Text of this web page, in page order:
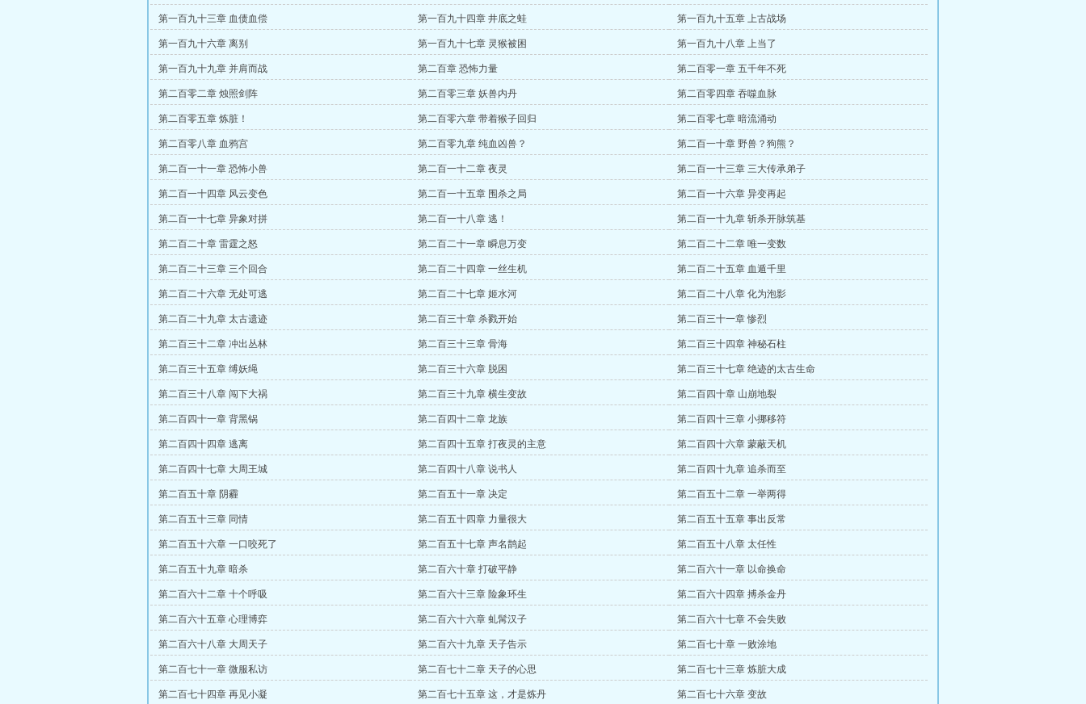
第一百九十三章 血债血偿 第一百九十四章 井底之蛙 第一百九十五章 上古战场
第一百九十六章 离别 第一百九十七章 灵猴被困 第一百九十八章 上当了
第一百九十九章 并肩而战 第二百章 恐怖力量 第二百零一章 五千年不死
第二百零二章 烛照剑阵 第二百零三章 妖兽内丹 第二百零四章 吞噬血脉
第二百零五章 炼脏！ 第二百零六章 带着猴子回归 第二百零七章 暗流涌动
第二百零八章 血鸦宫 第二百零九章 纯血凶兽？ 第二百一十章 野兽？狗熊？
第二百一十一章 恐怖小兽 第二百一十二章 夜灵 第二百一十三章 三大传承弟子
第二百一十四章 风云变色 第二百一十五章 围杀之局 第二百一十六章 异变再起
第二百一十七章 异象对拼 第二百一十八章 逃！ 第二百一十九章 斩杀开脉筑基
第二百二十章 雷霆之怒 第二百二十一章 瞬息万变 第二百二十二章 唯一变数
第二百二十三章 三个回合 第二百二十四章 一丝生机 第二百二十五章 血遁千里
第二百二十六章 无处可逃 第二百二十七章 姬水河 第二百二十八章 化为泡影
第二百二十九章 太古遗迹 第二百三十章 杀戮开始 第二百三十一章 惨烈
第二百三十二章 冲出丛林 第二百三十三章 骨海 第二百三十四章 神秘石柱
第二百三十五章 缚妖绳 第二百三十六章 脱困 第二百三十七章 绝迹的太古生命
第二百三十八章 闯下大祸 第二百三十九章 横生变故 第二百四十章 山崩地裂
第二百四十一章 背黑锅 第二百四十二章 龙族 第二百四十三章 小挪移符
第二百四十四章 逃离 第二百四十五章 打夜灵的主意 第二百四十六章 蒙蔽天机
第二百四十七章 大周王城 第二百四十八章 说书人 第二百四十九章 追杀而至
第二百五十章 阴霾 第二百五十一章 决定 第二百五十二章 一举两得
第二百五十三章 同情 第二百五十四章 力量很大 第二百五十五章 事出反常
第二百五十六章 一口咬死了 第二百五十七章 声名鹊起 第二百五十八章 太任性
第二百五十九章 暗杀 第二百六十章 打破平静 第二百六十一章 以命换命
第二百六十二章 十个呼吸 第二百六十三章 险象环生 第二百六十四章 搏杀金丹
第二百六十五章 心理博弈 第二百六十六章 虬髯汉子 第二百六十七章 不会失败
第二百六十八章 大周天子 第二百六十九章 天子告示 第二百七十章 一败涂地
第二百七十一章 微服私访 第二百七十二章 天子的心思 第二百七十三章 炼脏大成
第二百七十四章 再见小凝 第二百七十五章 这，才是炼丹 第二百七十六章 变故